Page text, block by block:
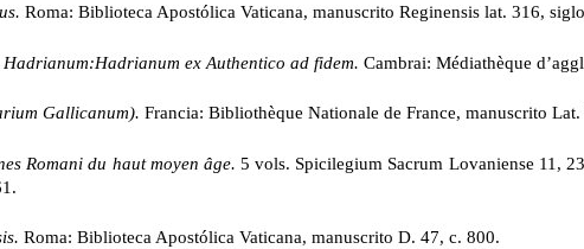
Roma: Biblioteca Apostólica Vaticana, manuscrito Reginensis lat. 316,
Hadrianum:Hadrianum ex Authentico ad fidem. Cambrai: Médiathèque
Gallicanum). Francia: Bibliothèque Nationale de France, manuscrito
Romani du haut moyen âge. 5 vols. Spicilegium Sacrum Lovaniense 11,
Roma: Biblioteca Apostólica Vaticana, manuscrito D. 47, c. 800.